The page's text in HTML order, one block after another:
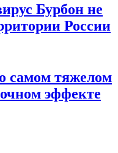
Бурбон не
России
самом тяжелом
эффекте